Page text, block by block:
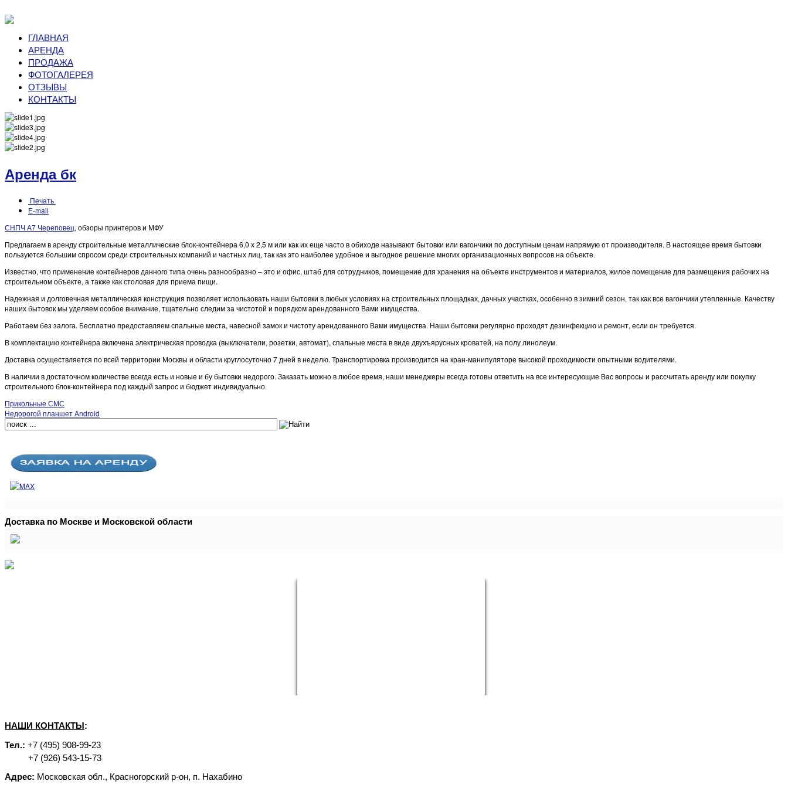
ГЛАВНАЯ
АРЕНДА
ПРОДАЖА
ФОТОГАЛЕРЕЯ
ОТЗЫВЫ
КОНТАКТЫ
Аренда бк
Печать
E-mail
СНПЧ А7 Череповец, обзоры принтеров и МФУ
Предлагаем в аренду строительные металлические блок-контейнера 6,0 х 2,5 м или как их еще часто в обиходе называют бытовки или вагончики по доступным ценам напрямую от производителя. В настоящее время бытовки
пользуются большим спросом среди строительных компаний и частных лиц, так как это наиболее удобное и выгодное решение многих организационных вопросов на объекте.
Известно, что применение контейнеров данного типа очень разнообразно – это и офис, штаб для сотрудников, помещение для хранения на объекте инструментов и материалов, жилое помещение для размещения рабочих на
строительном объекте, а также как столовая для приема пищи.
Надежная и долговечная металлическая конструкция позволяет использовать наши бытовки в любых условиях на строительных площадках, дачных участках, особенно в зимний сезон, так как все вагончики утепленные. Качеству
наших бытовок мы уделяем особое внимание, тщательно следим за чистотой и порядком арендованного Вами имущества.
Работаем без залога. Бесплатно предоставляем спальные места, навесной замок и чистоту арендованного Вами имущества. Наши бытовки регулярно проходят дезинфекцию и ремонт, если он требуется.
В комплектацию контейнера включена электрическая проводка (выключатели, розетки, автомат), спальные места в виде двухъярусных кроватей, на полу линолеум.
Доставка осуществляется по всей территории Москвы и области круглосуточно 7 дней в неделю. Транспортировка производится на кран-манипуляторе высокой проходимости опытными водителями.
В наличии в достаточном количестве всегда есть и новые и бу бытовки недорого. Заказать можно в любое время, наши менеджеры всегда готовы ответить на все интересующие Вас вопросы и рассчитать аренду или покупку
строительного блок-контейнера под каждый запрос и бюджет индивидуально.
Прикольные СМС
Недорогой планшет Android
Доставка по Москве и Московской области
НАШИ КОНТАКТЫ:
Тел.: +7 (495) 908-99-23
+7 (926) 543-15-73
Адрес: Московская обл., Красногорский р-он, п. Нахабино